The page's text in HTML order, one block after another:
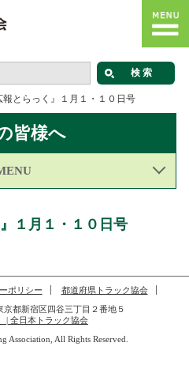
報とらっく』１月１・１０日号
皆様へ
１月１・１０日号
ポリシー
都道府県トラック協会
新宿区四谷三丁目２番地５
| 全日本トラック協会
Association, All Rights Reserved.